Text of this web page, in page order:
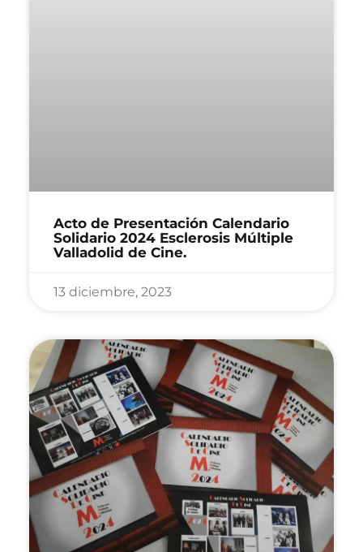
Acto de Presentación Calendario
Solidario 2024 Esclerosis Múltiple
Valladolid de Cine.
13 diciembre, 2023